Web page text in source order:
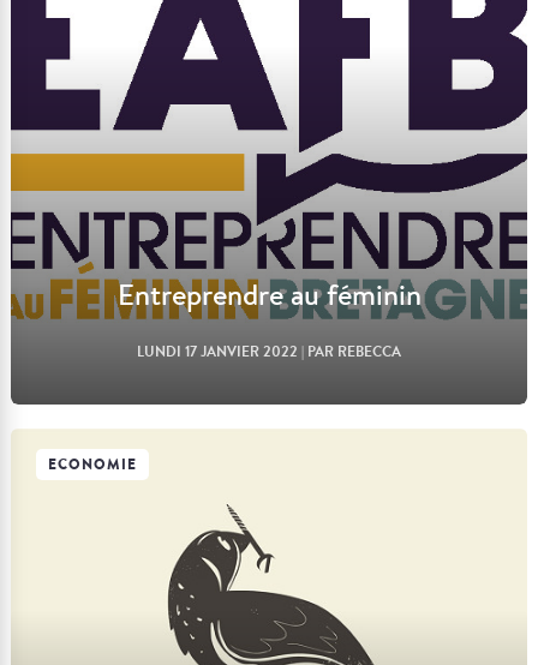
Lire l'article
Entreprendre au féminin
LUNDI 17 JANVIER 2022 | PAR REBECCA
Lire l'article
ECONOMIE